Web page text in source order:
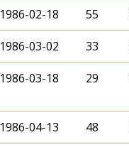
1986-02-18 55
1986-03-02 33
1986-03-18 29
1986-04-13 48